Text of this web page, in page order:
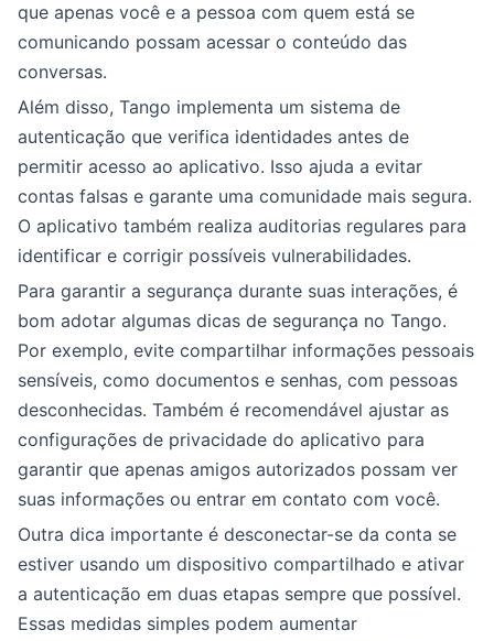
que apenas você e a pessoa com quem está se
comunicando possam acessar o conteúdo das
conversas.
Além disso, Tango implementa um sistema de
autenticação que verifica identidades antes de
permitir acesso ao aplicativo. Isso ajuda a evitar
contas falsas e garante uma comunidade mais segura.
O aplicativo também realiza auditorias regulares para
identificar e corrigir possíveis vulnerabilidades.
Para garantir a segurança durante suas interações, é
bom adotar algumas dicas de segurança no Tango.
Por exemplo, evite compartilhar informações pessoais
sensíveis, como documentos e senhas, com pessoas
desconhecidas. Também é recomendável ajustar as
configurações de privacidade do aplicativo para
garantir que apenas amigos autorizados possam ver
suas informações ou entrar em contato com você.
Outra dica importante é desconectar-se da conta se
estiver usando um dispositivo compartilhado e ativar
a autenticação em duas etapas sempre que possível.
Essas medidas simples podem aumentar